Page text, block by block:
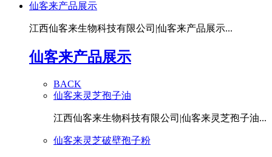
仙客来产品展示
江西仙客来生物科技有限公司|仙客来产品展示...
仙客来产品展示
BACK
仙客来灵芝孢子油
江西仙客来生物科技有限公司|仙客来灵芝孢子油...
仙客来灵芝破壁孢子粉